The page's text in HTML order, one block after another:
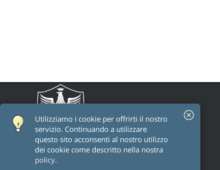
Utilizziamo i cookie per offrirti il ​​nostro
servizio. Continuando a utilizzare
questo sito acconsenti al nostro utilizzo
dei cookie come descritto nella nostra
policy.